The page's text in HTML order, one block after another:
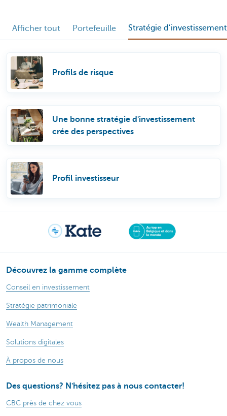
Afficher tout Portefeuille Stratégie d’investissement
Profils de risque
Une bonne stratégie d'investissement
crée des perspectives
Profil investisseur
Découvrez la gamme complète
Conseil en investissement
Stratégie patrimoniale
Wealth Management
Solutions digitales
À propos de nous
Des questions? N'hésitez pas à nous contacter!
CBC près de chez vous